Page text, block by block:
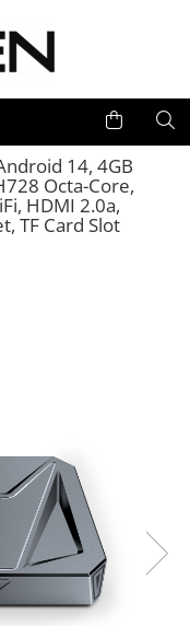
14, 4GB
Octa-Core,
HDMI 2.0a,
TF Card Slot